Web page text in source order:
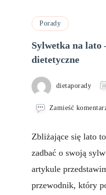
Porady
Sylwetka na lato
dietetyczne
dietaporady
Zamieść
Zbliżające się lato
zadbać o swoją
artykule
przewodnik, który